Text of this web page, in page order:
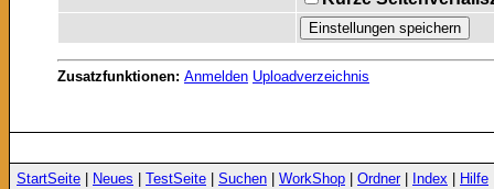
Zusatzfunktionen: Anmelden Uploadverzeichnis
StartSeite Neues TestSeite Suchen WorkShop Ordner| Index Hilfe